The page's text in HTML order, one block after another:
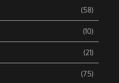
(58)
(10)
(21)
(75)